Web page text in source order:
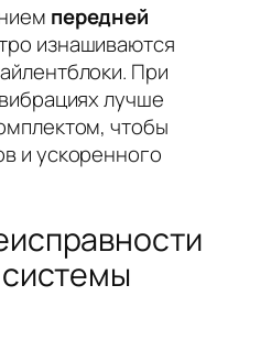
передней
изнашиваются
При
лучше
чтобы
и ускоренного